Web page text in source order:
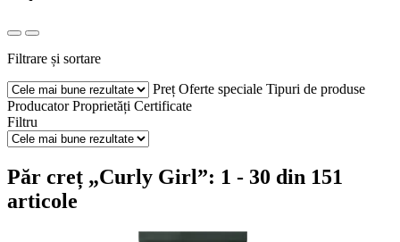
Filtrare și sortare
Preț Oferte speciale Tipuri de produse
Producator Proprietăți Certificate
Filtru
Păr creț „Curly Girl”: 1 - 30 din 151
articole